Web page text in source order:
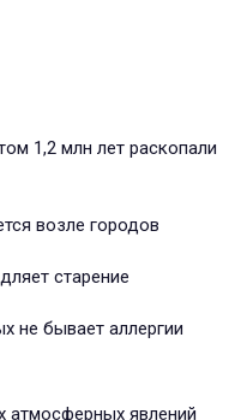
1,2 млн лет раскопали
возле городов
старение
не бывает аллергии
атмосферных явлений